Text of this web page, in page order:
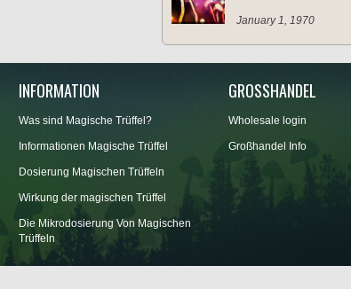
January 1, 1970
INFORMATION
Was sind Magische Trüffel?
Informationen Magische Trüffel
Dosierung Magischen Trüffeln
Wirkung der magischen Trüffel
Die Mikrodosierung Von Magischen
Trüffeln
GROSSHANDEL
Wholesale login
Großhandel Info